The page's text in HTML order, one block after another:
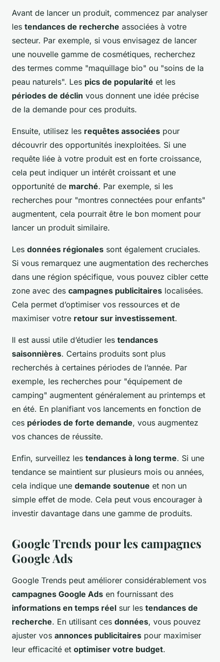
Avant de lancer un produit, commencez par analyser
les tendances de recherche associées à votre
secteur. Par exemple, si vous envisagez de lancer
une nouvelle gamme de cosmétiques, recherchez
des termes comme "maquillage bio" ou "soins de la
peau naturels". Les pics de popularité et les
périodes de déclin vous donnent une idée précise
de la demande pour ces produits.
Ensuite, utilisez les requêtes associées pour
découvrir des opportunités inexploitées. Si une
requête liée à votre produit est en forte croissance,
cela peut indiquer un intérêt croissant et une
opportunité de marché. Par exemple, si les
recherches pour "montres connectées pour enfants"
augmentent, cela pourrait être le bon moment pour
lancer un produit similaire.
Les données régionales sont également cruciales.
Si vous remarquez une augmentation des recherches
dans une région spécifique, vous pouvez cibler cette
zone avec des campagnes publicitaires localisées.
Cela permet d’optimiser vos ressources et de
maximiser votre retour sur investissement.
Il est aussi utile d’étudier les tendances
saisonnières. Certains produits sont plus
recherchés à certaines périodes de l’année. Par
exemple, les recherches pour "équipement de
camping" augmentent généralement au printemps et
en été. En planifiant vos lancements en fonction de
ces périodes de forte demande, vous augmentez
vos chances de réussite.
Enfin, surveillez les tendances à long terme. Si une
tendance se maintient sur plusieurs mois ou années,
cela indique une demande soutenue et non un
simple effet de mode. Cela peut vous encourager à
investir davantage dans une gamme de produits.
Google Trends pour les campagnes
Google Ads
Google Trends peut améliorer considérablement vos
campagnes Google Ads en fournissant des
informations en temps réel sur les tendances de
recherche. En utilisant ces données, vous pouvez
ajuster vos annonces publicitaires pour maximiser
leur efficacité et optimiser votre budget.